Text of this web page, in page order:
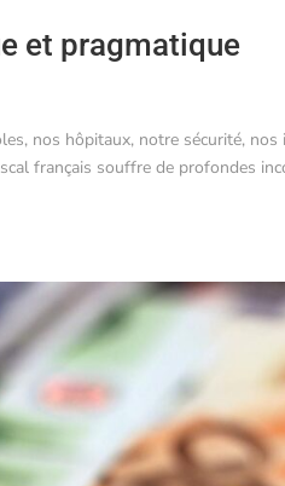
et pragmatique
nos hôpitaux, notre sécurité,
français souffre de profondes